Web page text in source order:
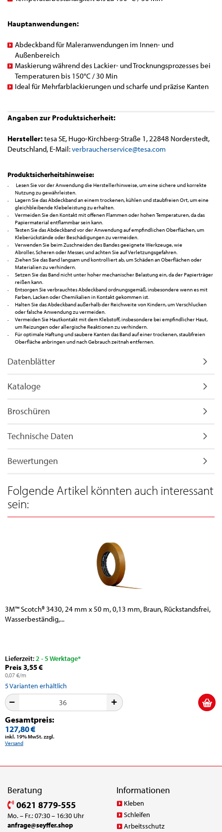
Hauptanwendungen:
Abdeckband für Maleranwendungen im Innen- und
Außenbereich
Maskierung während des Lackier- und Trocknungsprozesses bei
Temperaturen bis 150°C / 30 Min
Ideal für Mehrfarblackierungen und scharfe und präzise Kanten
Angaben zur Produktsicherheit:
Hersteller:tesa SE, Hugo-Kirchberg-Straße 1, 22848 Norderstedt,
Deutschland, E-Mail:verbraucherservice@tesa.com
Produktsicherheitshinweise:
Lesen Sie vor der Anwendung die Herstellerhinweise, um eine sichere und korrekte
Nutzung zu gewährleisten.
Lagern Sie das Abdeckband an einem trockenen, kühlen und staubfreien Ort, um eine
gleichbleibende Klebeleistung zu erhalten.
Vermeiden Sie den Kontakt mit offenen Flammen oder hohen Temperaturen, da das
Papiermaterial entflammbar sein kann.
Testen Sie das Abdeckband vor der Anwendung auf empfindlichen Oberflächen, um
Kleberückstände oder Beschädigungen zu vermeiden.
Verwenden Sie beim Zuschneiden des Bandes geeignete Werkzeuge, wie
Abroller, Scheren oder Messer, und achten Sie auf Verletzungsgefahren.
Ziehen Sie das Band langsam und kontrolliert ab, um Schäden an Oberflächen oder
Materialien zu verhindern.
Setzen Sie das Band nicht unter hoher mechanischer Belastung ein, da der Papierträger
reißen kann.
Entsorgen Sie verbrauchtes Abdeckband ordnungsgemäß, insbesondere wenn es mit
Farben, Lacken oder Chemikalien in Kontakt gekommen ist.
Halten Sie das Abdeckband außerhalb der Reichweite von Kindern, um Verschlucken
oder falsche Anwendung zu vermeiden.
Vermeiden Sie Hautkontakt mit dem Klebstoff, insbesondere bei empfindlicher Haut,
um Reizungen oder allergische Reaktionen zu verhindern.
Für optimale Haftung und saubere Kanten das Band auf einer trockenen, staubfreien
Oberfläche anbringen und nach Gebrauch zeitnah entfernen.
Datenblätter
Kataloge
Broschüren
Technische Daten
Bewertungen
Folgende Artikel könnten auch interessant
sein:
3M™ Scotch® 3430, 24 mm x 50 m, 0,13 mm, Braun, Rückstandsfrei,
Wasserbeständig,...
Lieferzeit: 2 - 5 Werktage*
Preis 3,55 €
0,07 €/m
5Varianten erhältlich
Gesamtpreis:
127,80 €
inkl. 19% MwSt. zzgl.
Versand
Beratung
0621 8779-555
Mo. – Fr.: 07:30 – 16:30 Uhr
anfrage@seyffer.shop
Informationen
Kleben
Schleifen
Arbeitsschutz